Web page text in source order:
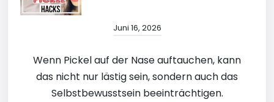
Juni 16, 2026
Wenn Pickel auf der Nase auftauchen, kann
das nicht nur lästig sein, sondern auch das
Selbstbewusstsein beeinträchtigen.